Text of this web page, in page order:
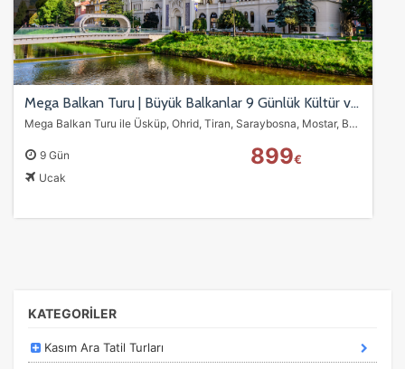
İstatistik Çerezleri
Ziyaretçilerin siteyi nasıl kullandığını anonim olarak
ölçeriz. Hangi sayfaların popüler olduğunu ve
kullanıcıların nerede zorluk yaşadığını anlamamıza
yardımcı olur.
Mega Balkan Turu | Büyük Balkanlar 9 Günlük Kültür ve Tarih Keşfi
Mega Balkan Turu ile Üsküp, Ohrid, Tiran, Saraybosna, Mostar, Belgrad ve Prizren’i kapsayan 9 günlük büyük Balkan rotasını keşfedin. Osmanlı mirası, doğal güzellikler…
9 Gün
Ucak
899€
KATEGORİLER
Kasım Ara Tatil Turları